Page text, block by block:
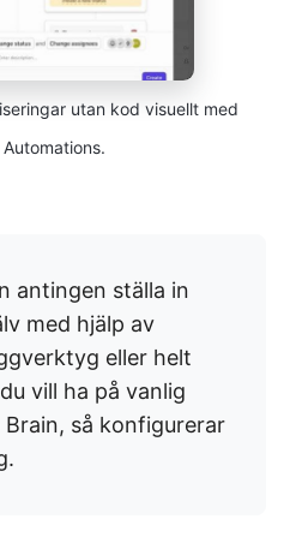
utan kod visuellt med
antingen ställa in
med hjälp av
eller helt
vill ha på vanlig
så konfigurerar